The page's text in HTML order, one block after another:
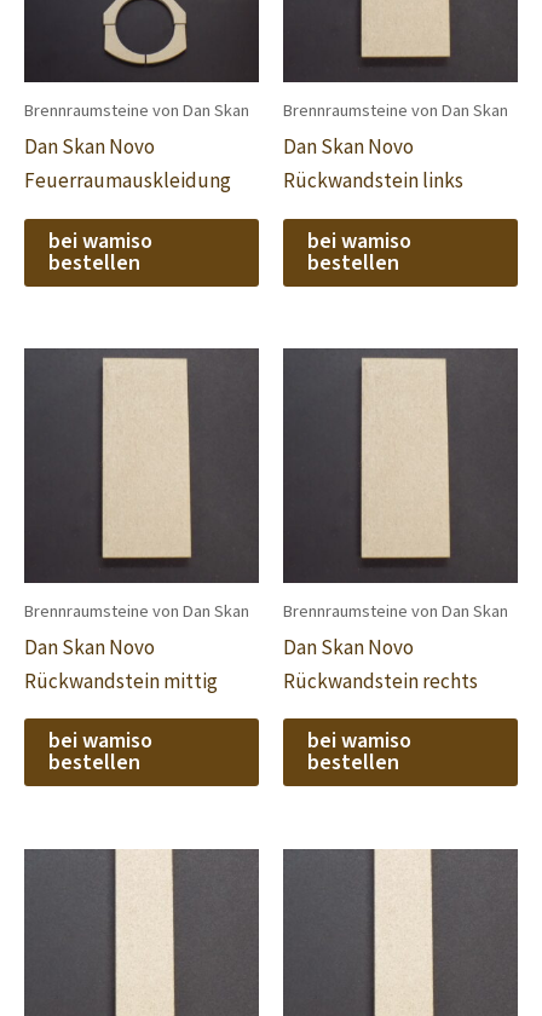
Brennraumsteine von Dan Skan
Dan Skan Novo
Feuerraumauskleidung
bei wamiso
bestellen
Brennraumsteine von Dan Skan
Dan Skan Novo
Rückwandstein links
bei wamiso
bestellen
Brennraumsteine von Dan Skan
Dan Skan Novo
Rückwandstein mittig
bei wamiso
bestellen
Brennraumsteine von Dan Skan
Dan Skan Novo
Rückwandstein rechts
bei wamiso
bestellen